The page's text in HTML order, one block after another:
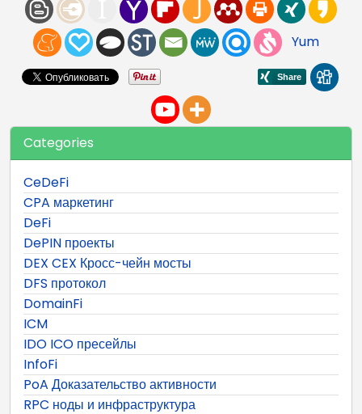
Yum
Categories
CeDeFi
CPA маркетинг
DeFi
DePIN проекты
DEX CEX Кросс-чейн мосты
DFS протокол
DomainFi
ICM
IDO ICO пресейлы
InfoFi
PoA Доказательство активности
RPC ноды и инфраструктура